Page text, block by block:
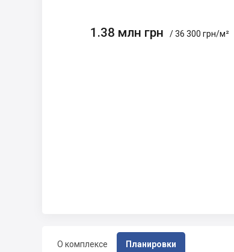
О комплексе Планировки
1.38 млн грн / 36 300 грн/м²